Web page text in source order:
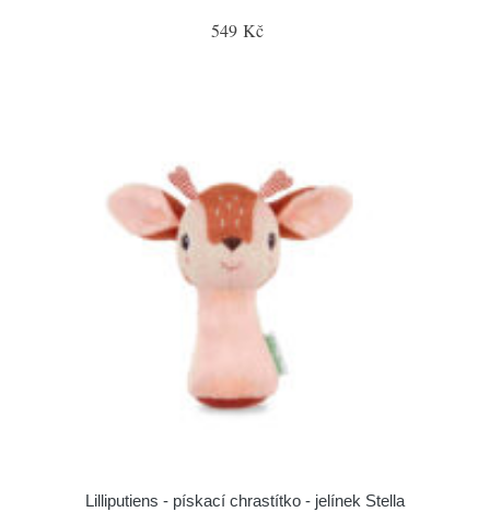
549 Kč
Lilliputiens - pískací chrastítko - jelínek Stella